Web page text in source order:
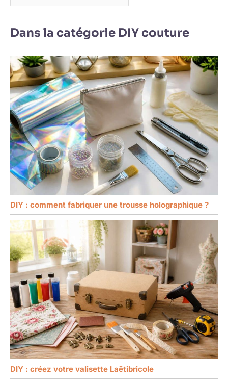
Dans la catégorie DIY couture
DIY : comment fabriquer une trousse holographique ?
DIY : créez votre valisette Laëtibricole